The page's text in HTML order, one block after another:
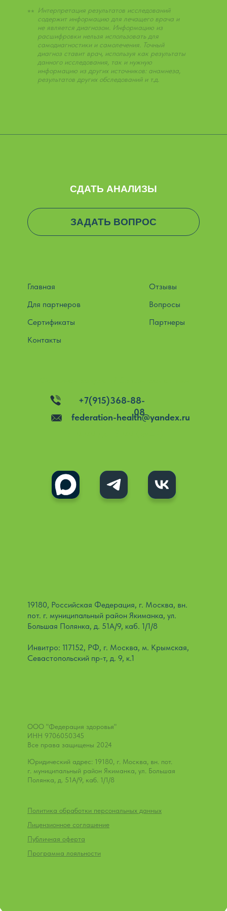
Интерпретация результатов исследований
содержит информацию для лечащего врача и
не является диагнозом. Информацию из
расшифровки нельзя использовать для
самодиагностики и самолечения. Точный
диагноз ставит врач, используя как результаты
данного исследования, так и нужную
информацию из других источников: анамнеза,
результатов других обследований и т.д.
**
Юридический адрес: 19180, г. Москва, вн. пот.
г. муниципальный район Якиманка, ул. Большая
Полянка, д. 51А/9, каб. 1/1/8
Главная
Отзывы
Вопросы
19180, Российская Федерация, г. Москва, вн.
пот. г. муниципальный район Якиманка, ул.
Большая Полянка, д. 51А/9, каб. 1/1/8
Инвитро: 117152, РФ, г. Москва, м. Крымская,
Севастопольский пр-т, д. 9, к.1
Партнеры
Сертификаты
ООО "Федерация здоровья"
ИНН 9706050345
Все права защищены 2024
Лицензионное соглашение
Публичная оферта
Программа лояльности
Политика обработки персональных данных
Контакты
СДАТЬ АНАЛИЗЫ
ЗАДАТЬ ВОПРОС
+7(915)368-88-
08
federation-health@yandex.ru
Для партнеров